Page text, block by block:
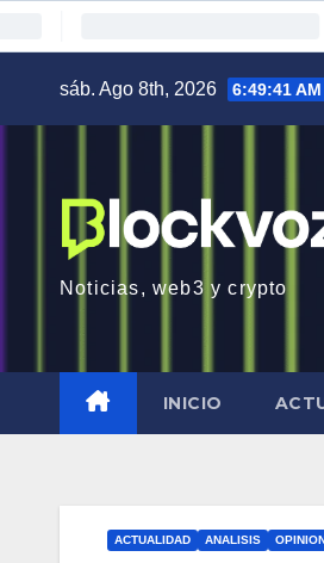
sáb. Ago 8th, 2026 6:49:42 AM
Noticias, web3 y crypto
INICIO
ACTUALIDAD ANALISIS